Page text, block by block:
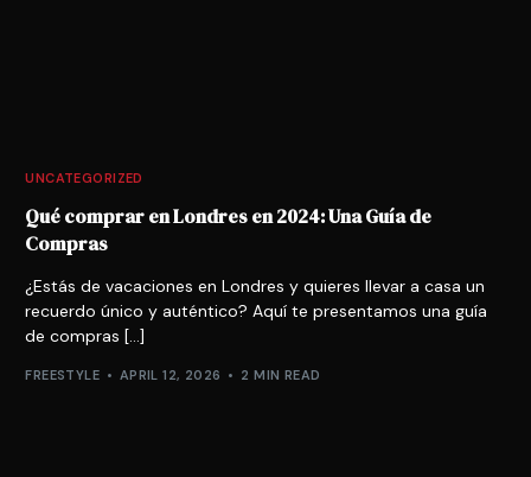
UNCATEGORIZED
Qué comprar en Londres en 2024: Una Guía de
Compras
¿Estás de vacaciones en Londres y quieres llevar a casa un
recuerdo único y auténtico? Aquí te presentamos una guía
de compras […]
FREESTYLE APRIL 12, 2026 2 MIN READ